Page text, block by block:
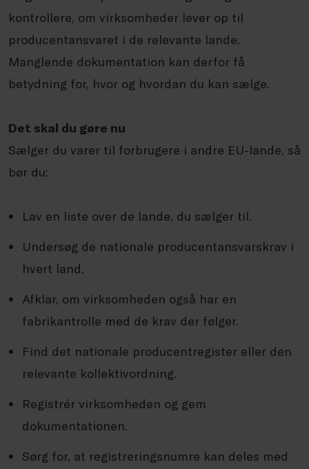
kontrollere, om virksomheder lever op til
producentansvaret i de relevante lande.
Manglende dokumentation kan derfor få
betydning for, hvor og hvordan du kan sælge.
Det skal du gøre nu
Sælger du varer til forbrugere i andre EU-lande, så
bør du:
Lav en liste over de lande, du sælger til.
Undersøg de nationale producentansvarskrav i
hvert land.
Afklar, om virksomheden også har en
fabrikantrolle med de krav der følger.
Find det nationale producentregister eller den
relevante kollektivordning.
Registrér virksomheden og gem
dokumentationen.
Sørg for, at registreringsnumre kan deles med